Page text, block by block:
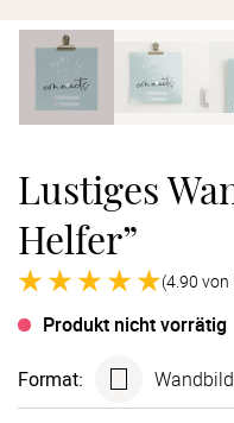
Lustiges
Helfer”
(4.90 von
Produkt nicht vorrätig
Format: